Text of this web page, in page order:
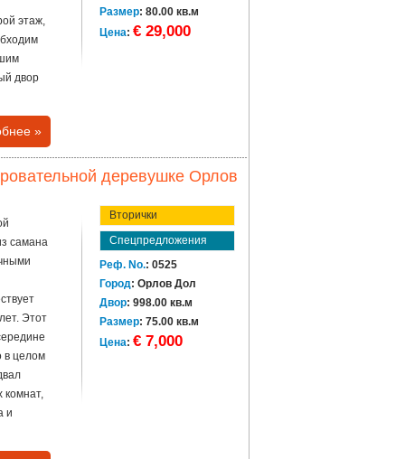
этаж,
двор
»
Размер: 80.00 кв.м
Цена: € 29,000
деревушке Орлов
самана
Этот
в целом
комнат,
и
Вторички
Спецпредложения
Реф. No.: 0525
Город: Орлов Дол
Двор: 998.00 кв.м
Размер: 75.00 кв.м
Цена: € 7,000